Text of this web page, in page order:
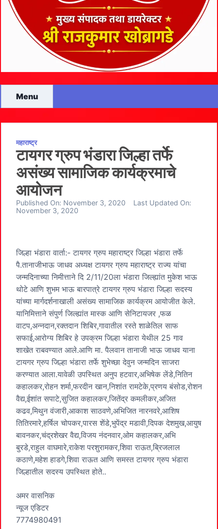
Menu
महाराष्ट्र
टायगर ग्रुप भंडारा जिल्हा तर्फे
असंख्य सामाजिक कार्यक्रमाचे
आयोजन
Published On: November 3, 2020
Last Updated On:
November 3, 2020
जिल्हा भंडारा वार्ता:- टायगर ग्रुप महाराष्ट्र जिल्हा भंडारा तर्फे
पै.तानाजीभाऊ जाधव अध्यक्ष टायगर ग्रुप महाराष्ट्र राज्य यांचा
जन्मदिनाच्या निमीत्ताने दि 2/11/20ला भंडारा जिल्ह्यांत मुकेश भाऊ
थोटे आणि शुभम भाऊ बारपात्रे टायगर ग्रुप भंडारा जिल्हा सदस्य
यांच्या मार्गदर्शनाखाली असंख्य सामाजिक कार्यक्रम आयोजीत केले.
यानिमित्ताने संपुर्ण जिल्ह्यांत मास्क आणि सेनिटायजर ,फळ
वाटप,अन्नदान,रक्तदान शिबिर,गावातील रस्ते शाळेतिल साफ
सफाई,आरोग्य शिबिर हे उपक्रम जिल्हा भंडारा येथील 25 गाव
शाखेत राबवण्यात आले.आणि मा. पैलवान तानाजी भाऊ जाधव याना
टायगर ग्रुप जिल्हा भंडारा तर्फे शुभेच्छा देवुन जन्मदिन साजरा
करण्यात आला.यावेळी उपस्थित अनुप हटवार,अभिषेक लेंडे,नितिन
कहालकर,रोहन शर्मा,फरदीन खान,निशांत रामटेके,प्रणय बंसोड,रोशन
वैद्य,ईशांत सपाटे,सुजित कहालकर,जितेंद्र कमलीकर,अजित
कढव,मिथुन वंजारी,आकाश साठवणे,अभिजित नारनवरे,आशिष
तितिरमारे,हर्षिल चोपकर,पारस शेंडे,भुपेंद्र मडावी,दिपक देशमुख,आयुष
बावनकर,चंद्रशेखर वैद्य,विजय नंदनवार,ओम कहालकर,अभि
बुरडे,राहुल वाघमारे,राकेश परशुरामकर,शिवा राऊत,ब्रिजलाल
कठाणे,महेश हाडगे,शिवा राऊत आणि समस्त टायगर ग्रुप भंडारा
जिल्हातील सदस्य उपस्थित होते..
अमर वासनिक
न्यूज एडिटर
7774980491